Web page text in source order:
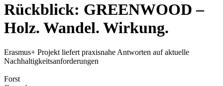
Rückblick: GREENWOOD –
Holz. Wandel. Wirkung.
Erasmus+ Projekt liefert praxisnahe Antworten auf aktuelle
Nachhaltigkeitsanforderungen
Forst